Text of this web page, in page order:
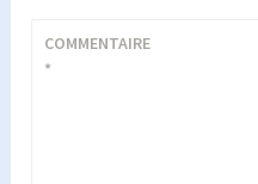
COMMENTAIRE
*